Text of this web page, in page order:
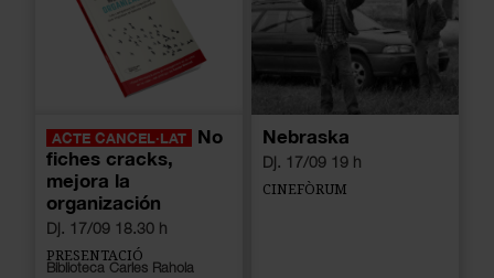
ACTE CANCEL·LAT
No
fiches cracks,
mejora la
organización
Dj. 17/09 18.30 h
PRESENTACIÓ
Biblioteca Carles Rahola
Nebraska
Dj. 17/09 19 h
CINEFÒRUM